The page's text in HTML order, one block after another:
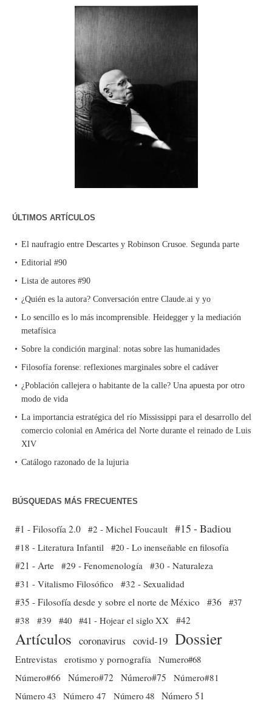
ÚLTIMOS ARTÍCULOS
El naufragio entre Descartes y Robinson Crusoe. Segunda parte
Editorial #90
Lista de autores #90
¿Quién es la autora? Conversación entre Claude.ai y yo
Lo sencillo es lo más incomprensible. Heidegger y la mediación
metafísica
Sobre la condición marginal: notas sobre las humanidades
Filosofía forense: reflexiones marginales sobre el cadáver
¿Población callejera o habitante de la calle? Una apuesta por otro
modo de vida
La importancia estratégica del río Mississippi para el desarrollo del
comercio colonial en América del Norte durante el reinado de Luis
XIV
Catálogo razonado de la lujuria
BÚSQUEDAS MÁS FRECUENTES
#1 - Filosofía 2.0 #2 - Michel Foucault #15 - Badiou
#18 - Literatura Infantil #20 - Lo inenseñable en filosofía
#21 - Arte #29 - Fenomenología
#30 - Naturaleza
#31 - Vitalismo Filosófico
#32 - Sexualidad
#35 - Filosofía desde y sobre el norte de México #36 #37
#38
#39 #40 #41 - Hojear el siglo XX #42
Artículos coronavirus covid-19 Dossier
Entrevistas erotismo y pornografía
Numero#68
Número#66
Número#72 Número#75
Número#81
Número 43 Número 47 Número 48 Número 51